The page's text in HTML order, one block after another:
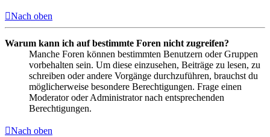
Nach oben
Warum kann ich auf bestimmte Foren nicht zugreifen?
Manche Foren können bestimmten Benutzern oder Gruppen
vorbehalten sein. Um diese einzusehen, Beiträge zu lesen, zu
schreiben oder andere Vorgänge durchzuführen, brauchst du
möglicherweise besondere Berechtigungen. Frage einen
Moderator oder Administrator nach entsprechenden
Berechtigungen.
Nach oben